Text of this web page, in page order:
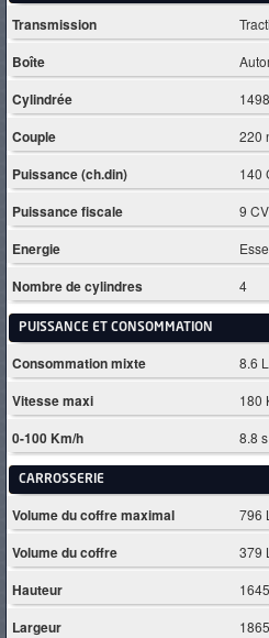
Transmission
Boîte
Cylindrée
Couple 220
Puissance (ch.din) 140
Puissance fiscale 9 CV
Energie
Nombre de cylindres 4
PUISSANCE ET CONSOMMATION
Consommation mixte 8.6
Vitesse maxi 180
0-100 Km/h 8.8 s
CARROSSERIE
Volume du coffre maximal 796 L
Volume du coffre 379 L
Hauteur
Largeur